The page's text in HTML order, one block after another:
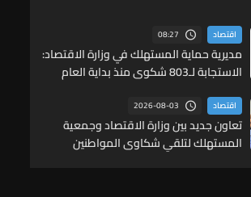
اقتصاد 08:27
مديرية حماية المستهلك في وزارة الاقتصاد:
الاستجابة لـ803 شكوى منذ بداية العام
اقتصاد 2026-08-03
تعاون جديد بين وزارة الاقتصاد وجمعية
المستهلك لتلقي شكاوى المواطنين